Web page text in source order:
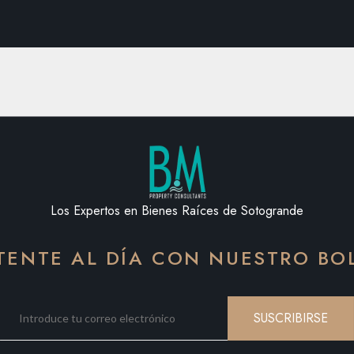
Los Expertos en Bienes Raíces de Sotogrande
AL DÍA CON NUESTRO
SUSCRIBIRSE